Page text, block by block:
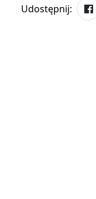
Udostępnij: